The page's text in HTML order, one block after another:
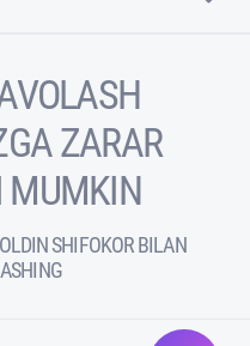
ZARAR
MUMKIN
SHIFOKOR BILAN